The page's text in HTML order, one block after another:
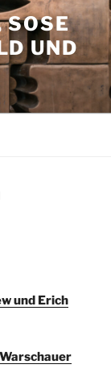
SOSE
UND
und Erich